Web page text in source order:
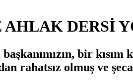
DERSİ
başkanımızın, bir
rahatsız olmuş ve